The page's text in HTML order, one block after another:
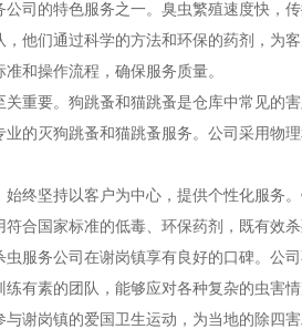
司的特色服务之一。臭虫繁殖速度快，
他们通过科学的方法和环保的药剂，为
和操作流程，确保服务质量。
重要。狗跳蚤和猫跳蚤是仓库中常见的
的灭狗跳蚤和猫跳蚤服务。公司采用物
终坚持以客户为中心，提供个性化服务
合国家标准的低毒、环保药剂，既有效
服务公司在谢岗镇享有良好的口碑。公
有素的团队，能够应对各种复杂的虫害
谢岗镇的爱国卫生运动，为当地的除四